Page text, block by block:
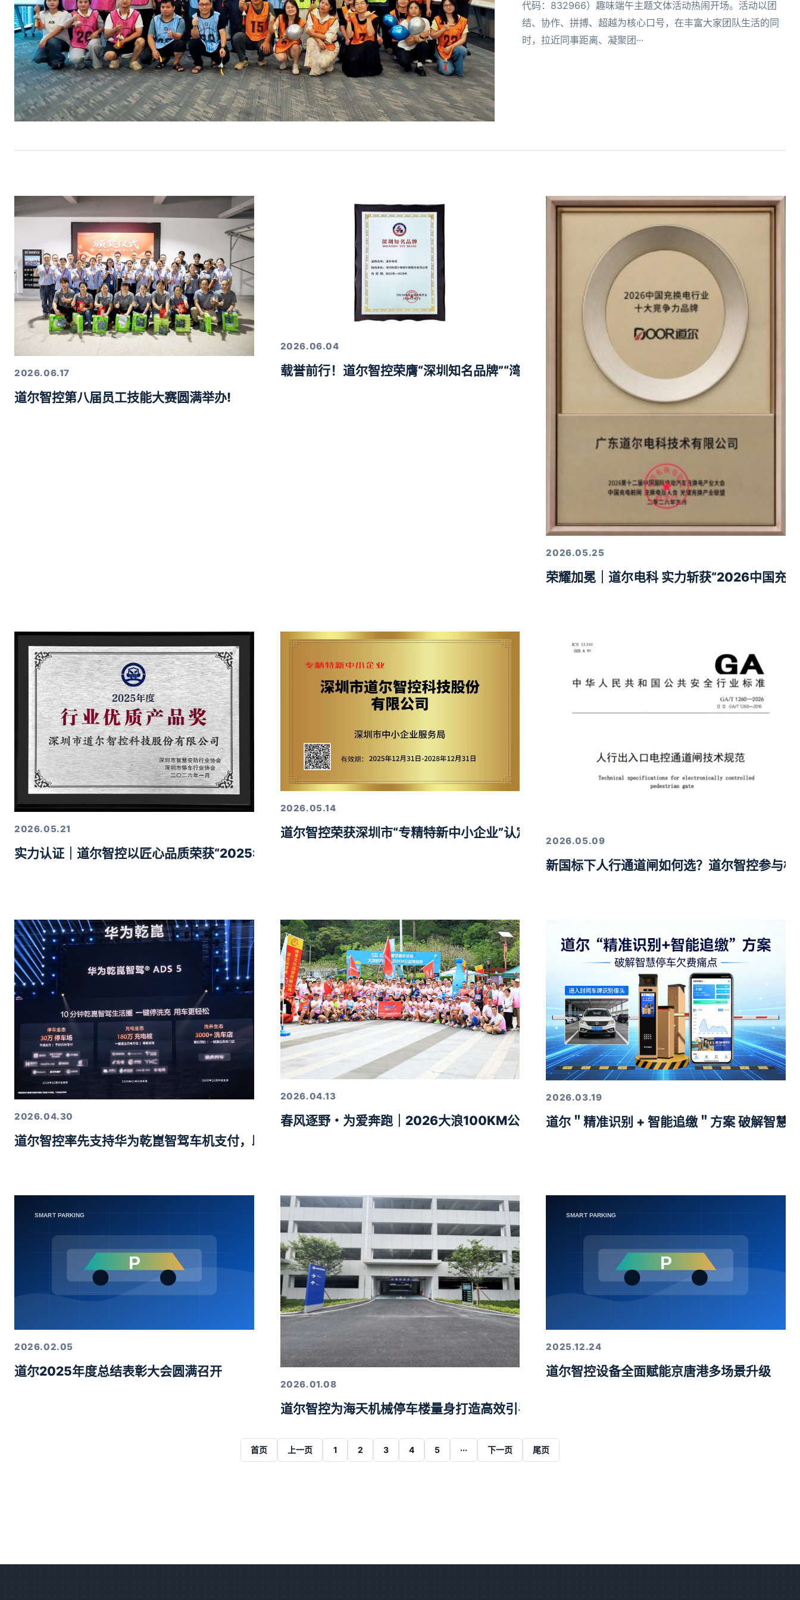
代码：832966）趣味端午主题文体活动热闹开场。活动以团
结、协作、拼搏、超越为核心口号，在丰富大家团队生活的同
时，拉近同事距离、凝聚团···
2026.06.17
道尔智控第八届员工技能大赛圆满举办!
2026.06.04
载誉前行！道尔智控荣膺“深圳知名品牌”“湾区知名品牌”双重认证
2026.05.25
荣耀加冕｜道尔电科 实力斩获“2026中国充
2026.05.21
实力认证｜道尔智控以匠心品质荣获“2025年度行业优质产品奖”
2026.05.14
道尔智控荣获深圳市“专精特新中小企业”认定，以硬核技术筑牢行业标杆
2026.05.09
新国标下人行通道闸如何选？道尔智控参与
2026.04.30
道尔智控率先支持华为乾崑智驾车机支付，助力10分钟智驾生活圈落地
2026.04.13
春风逐野・为爱奔跑｜2026大浪100KM公益挑战赛圆满举行
2026.03.19
道尔＂精准识别 + 智能追缴＂方案 破解智慧
2026.02.05
道尔2025年度总结表彰大会圆满召开
2026.01.08
道尔智控为海天机械停车楼量身打造高效引导解决方案
2025.12.24
道尔智控设备全面赋能京唐港多场景升级
首页 上一页 1 2 3 4 5 ··· 下一页 尾页